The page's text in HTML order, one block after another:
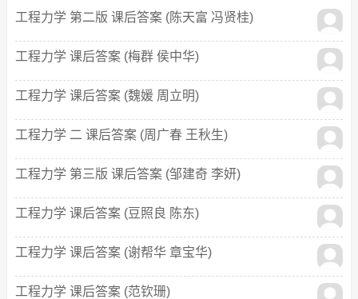
工程力学 第二版 课后答案 (陈天富 冯贤桂)
工程力学 课后答案 (梅群 侯中华)
工程力学 课后答案 (魏媛 周立明)
工程力学 二 课后答案 (周广春 王秋生)
工程力学 第三版 课后答案 (邹建奇 李妍)
工程力学 课后答案 (豆照良 陈东)
工程力学 课后答案 (谢帮华 章宝华)
工程力学 课后答案 (范钦珊)